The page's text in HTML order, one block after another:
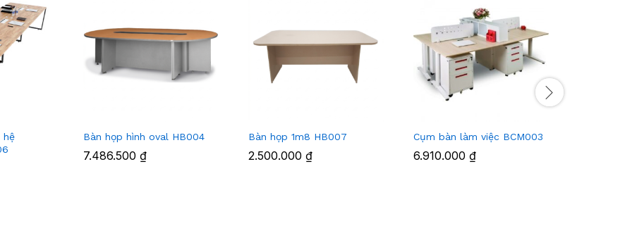
hệ
Bàn họp hình oval HB004
7.486.500 ₫
Bàn họp 1m8 HB007
2.500.000 ₫
Cụm bàn làm việc BCM003
6.910.000 ₫